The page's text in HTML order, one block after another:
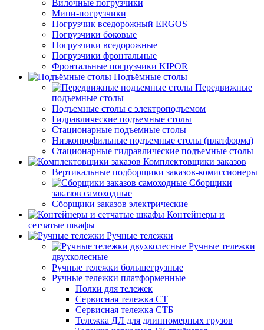
Вилочные погрузчики
Мини-погрузчики
Погрузчик вседорожный ERGOS
Погрузчики боковые
Погрузчики вседорожные
Погрузчики фронтальные
Фронтальные погрузчики KIPOR
Подъёмные столы
Передвижные
подъемные столы
Подъемные столы с электроподъемом
Гидравлические подъемные столы
Стационарные подъемные столы
Низкопрофильные подъемные столы (платформа)
Стационарные гидравлические подъемные столы
Комплектовщики заказов
Вертикальные подборщики заказов-комиссионеры
Сборщики
заказов самоходные
Сборщики заказов электрические
Контейнеры и
сетчатые шкафы
Ручные тележки
Ручные тележки
двухколесные
Ручные тележки большегрузные
Ручные тележки платформенные
Полки для тележек
Сервисная тележка СТ
Сервисная тележка СТБ
Тележка ДЛ для длинномерных грузов